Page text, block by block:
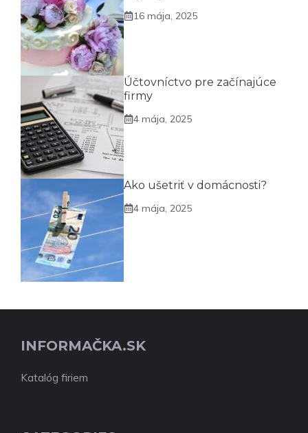
16 mája, 2025
Účtovníctvo pre začínajúce
firmy
4 mája, 2025
Ako ušetriť v domácnosti?
4 mája, 2025
INFORMAČKA.SK
Katalóg firiem